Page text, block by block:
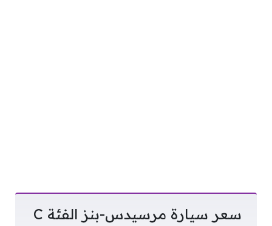
سعر سيارة مرسيدس-بنز الفئة C